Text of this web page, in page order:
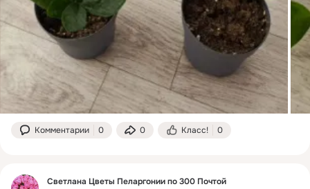
Комментарии 0 0 Класс! 0
Светлана Цветы Пеларгонии по 300 Почтой